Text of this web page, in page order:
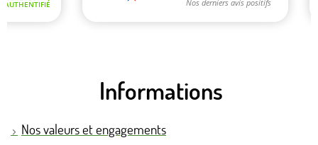
Informations
Nos valeurs et engagements